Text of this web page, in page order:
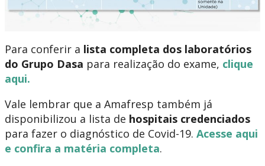
Para conferir a lista completa dos laboratórios
do Grupo Dasa para realização do exame, clique
aqui.
Vale lembrar que a Amafresp também já
disponibilizou a lista de hospitais credenciados
para fazer o diagnóstico de Covid-19. Acesse aqui
e confira a matéria completa.